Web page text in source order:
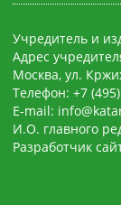
Учредитель и
Адрес
Москва, ул.
Телефон: +7
E-mail:
И.О. главного
Разработчик